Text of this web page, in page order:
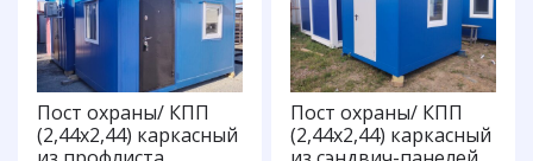
Пост охраны/ КПП
(2,44х2,44) каркасный
Пост охраны/ КПП
(2,44х2,44) каркасный